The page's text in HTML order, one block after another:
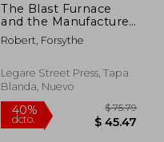
The Blast Furnace
and the Manufacture
of pig Iron; an
Elementary Treatise
Metallu (en Inglés)
Robert, Forsythe
Legare Street Press, Tapa
Blanda, Nuevo